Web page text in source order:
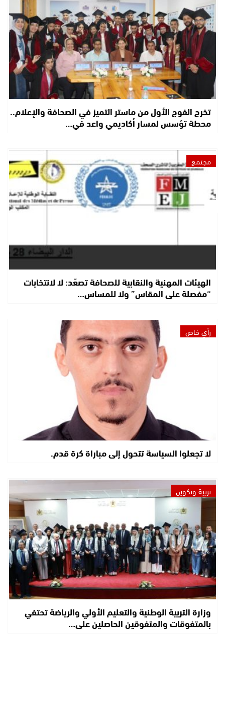
تخرج الفوج الأول من ماستر التميز في الصحافة والإعلام..
محطة تؤسس لمسار أكاديمي واعد في…
مجتمع
الهيئات المهنية والنقابية للصحافة تصعّد: لا لانتخابات
“مفصلة على المقاس” ولا للمساس…
رأي خاص
لا تجعلوا السياسة تتحول إلى مباراة كرة قدم.
تربية وتكوين
وزارة التربية الوطنية والتعليم الأولي والرياضة تحتفي
بالمتفوقات والمتفوقين الحاصلين على…